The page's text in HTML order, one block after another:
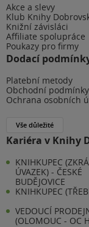
Akce a slevy
Klub Knihy
Knižní závisláci
Affiliate spolupráce
Poukazy pro firmy
Dodací
Platební metody
Obchodní podmínky
Ochrana osobních
Vše důležité
Kariéra v Knihy
KNIHKUPEC
ÚVAZEK) - ČESKÉ
BUDĚJOVICE
KNIHKUPEC
VEDOUCÍ
(OLOMOUC - OC